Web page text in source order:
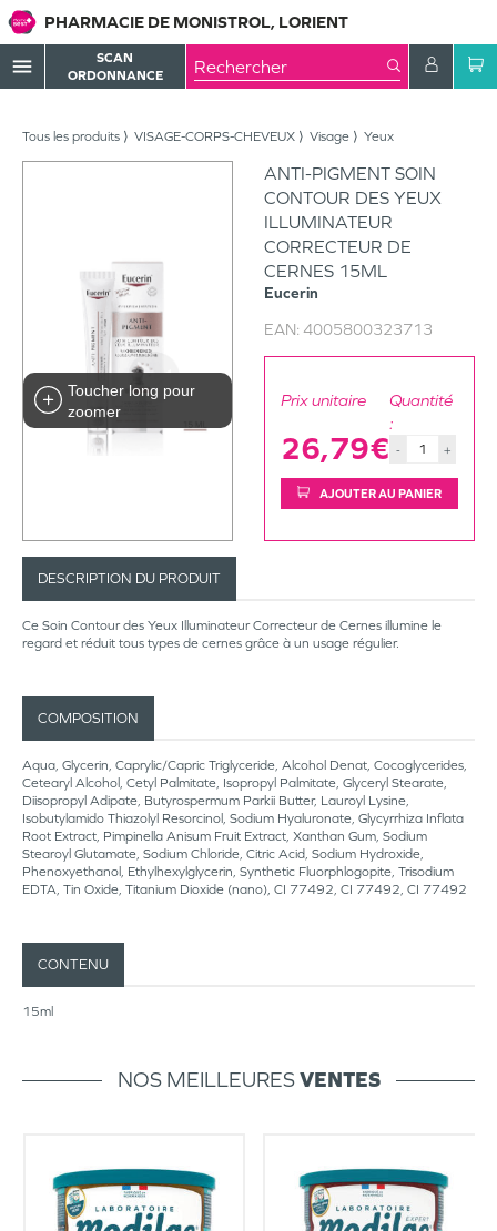
PHARMACIE DE MONISTROL, LORIENT
menu
SCAN
ORDONNANCE
Tous les produits VISAGE-CORPS-CHEVEUX Visage Yeux
Toucher long pour
zoomer
ANTI-PIGMENT SOIN
CONTOUR DES YEUX
ILLUMINATEUR
CORRECTEUR DE
CERNES 15ML
Eucerin
EAN: 4005800323713
Prix unitaire
26,79€
Quantité
:
- +
AJOUTER AU PANIER
DESCRIPTION DU PRODUIT
Ce Soin Contour des Yeux Illuminateur Correcteur de Cernes illumine le
regard et réduit tous types de cernes grâce à un usage régulier.
COMPOSITION
Aqua, Glycerin, Caprylic/Capric Triglyceride, Alcohol Denat, Cocoglycerides,
Cetearyl Alcohol, Cetyl Palmitate, Isopropyl Palmitate, Glyceryl Stearate,
Diisopropyl Adipate, Butyrospermum Parkii Butter, Lauroyl Lysine,
Isobutylamido Thiazolyl Resorcinol, Sodium Hyaluronate, Glycyrrhiza Inflata
Root Extract, Pimpinella Anisum Fruit Extract, Xanthan Gum, Sodium
Stearoyl Glutamate, Sodium Chloride, Citric Acid, Sodium Hydroxide,
Phenoxyethanol, Ethylhexylglycerin, Synthetic Fluorphlogopite, Trisodium
EDTA, Tin Oxide, Titanium Dioxide (nano), CI 77492, CI 77492, CI 77492
CONTENU
15ml
NOS MEILLEURESVENTES